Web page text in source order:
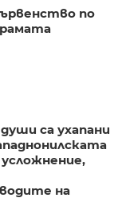
по
са ухапани
на